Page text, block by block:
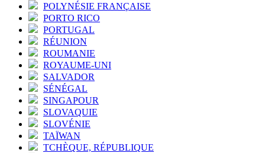
POLYNÉSIE FRANÇAISE
PORTO RICO
PORTUGAL
RÉUNION
ROUMANIE
ROYAUME-UNI
SALVADOR
SÉNÉGAL
SINGAPOUR
SLOVAQUIE
SLOVÉNIE
TAÏWAN
TCHÈQUE, RÉPUBLIQUE